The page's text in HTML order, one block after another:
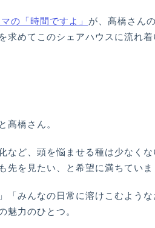
の「時間ですよ」 が、髙橋さん
めてこのシェアハウスに流れ着
髙橋さん。
ど、頭を悩ませる種は少なくな
を見たい、と希望に満ちていま
「みんなの日常に溶けこむような
魅力のひとつ。